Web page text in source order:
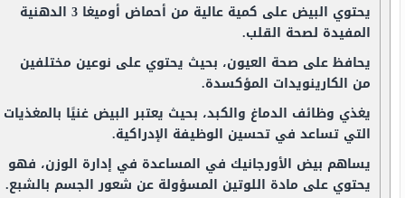
يحتوي البيض على كمية عالية من أحماض أوميغا 3 الدهنية
المفيدة لصحة القلب.
يحافظ على صحة العيون، بحيث يحتوي على نوعين مختلفين
من الكارينويدات المؤكسدة.
يغذي وظائف الدماغ والكبد، بحيث يعتبر البيض غنيًا بالمغذيات
التي تساعد في تحسين الوظيفة الإدراكية.
يساهم بيض الأورجانيك في المساعدة في إدارة الوزن، فهو
يحتوي على مادة اللوتين المسؤولة عن شعور الجسم بالشبع.